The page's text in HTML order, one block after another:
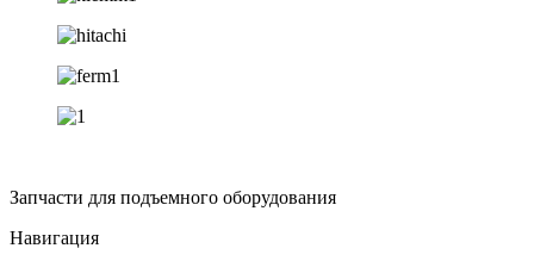
Запчасти для подъемного оборудования
Навигация